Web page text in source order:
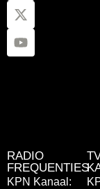
RADIO
FREQUENTIES
KPN Kanaal: